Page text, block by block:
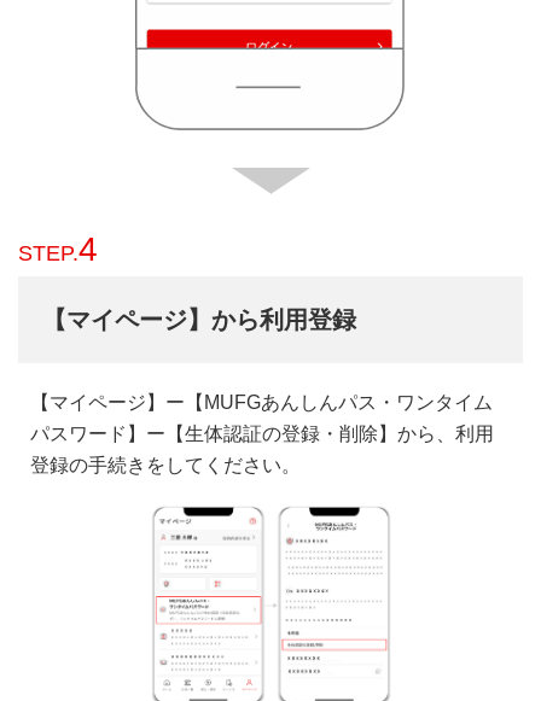
STEP.4
【マイページ】から利用登録
【マイページ】ー【MUFGあんしんパス・ワンタイム
パスワード】ー【生体認証の登録・削除】から、利用
登録の手続きをしてください。